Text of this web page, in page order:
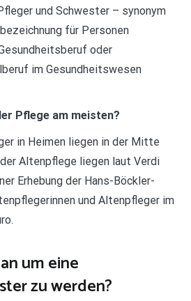
und Schwester – synonym
für Personen
oder
im Gesundheitswesen
Pflege am meisten?
in Heimen liegen in der Mitte
Altenpflege liegen laut Verdi
Erhebung der Hans-Böckler-
und Altenpfleger im
um eine
zu werden?